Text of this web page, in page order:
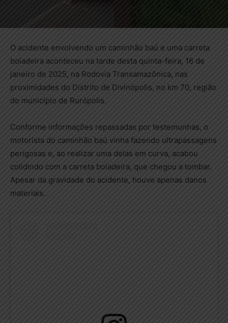
O acidente envolvendo um caminhão baú e uma carreta
boiadeira aconteceu na tarde desta quinta-feira, 16 de
janeiro de 2025, na Rodovia Transamazônica, nas
proximidades do Distrito de Divinópolis, no km 70, região
do município de Rurópolis.
Conforme informações repassadas por testemunhas, o
motorista do caminhão baú vinha fazendo ultrapassagens
perigosas e, ao realizar uma delas em curva, acabou
colidindo com a carreta boiadeira, que chegou a tombar.
Apesar da gravidade do acidente, houve apenas danos
materiais.